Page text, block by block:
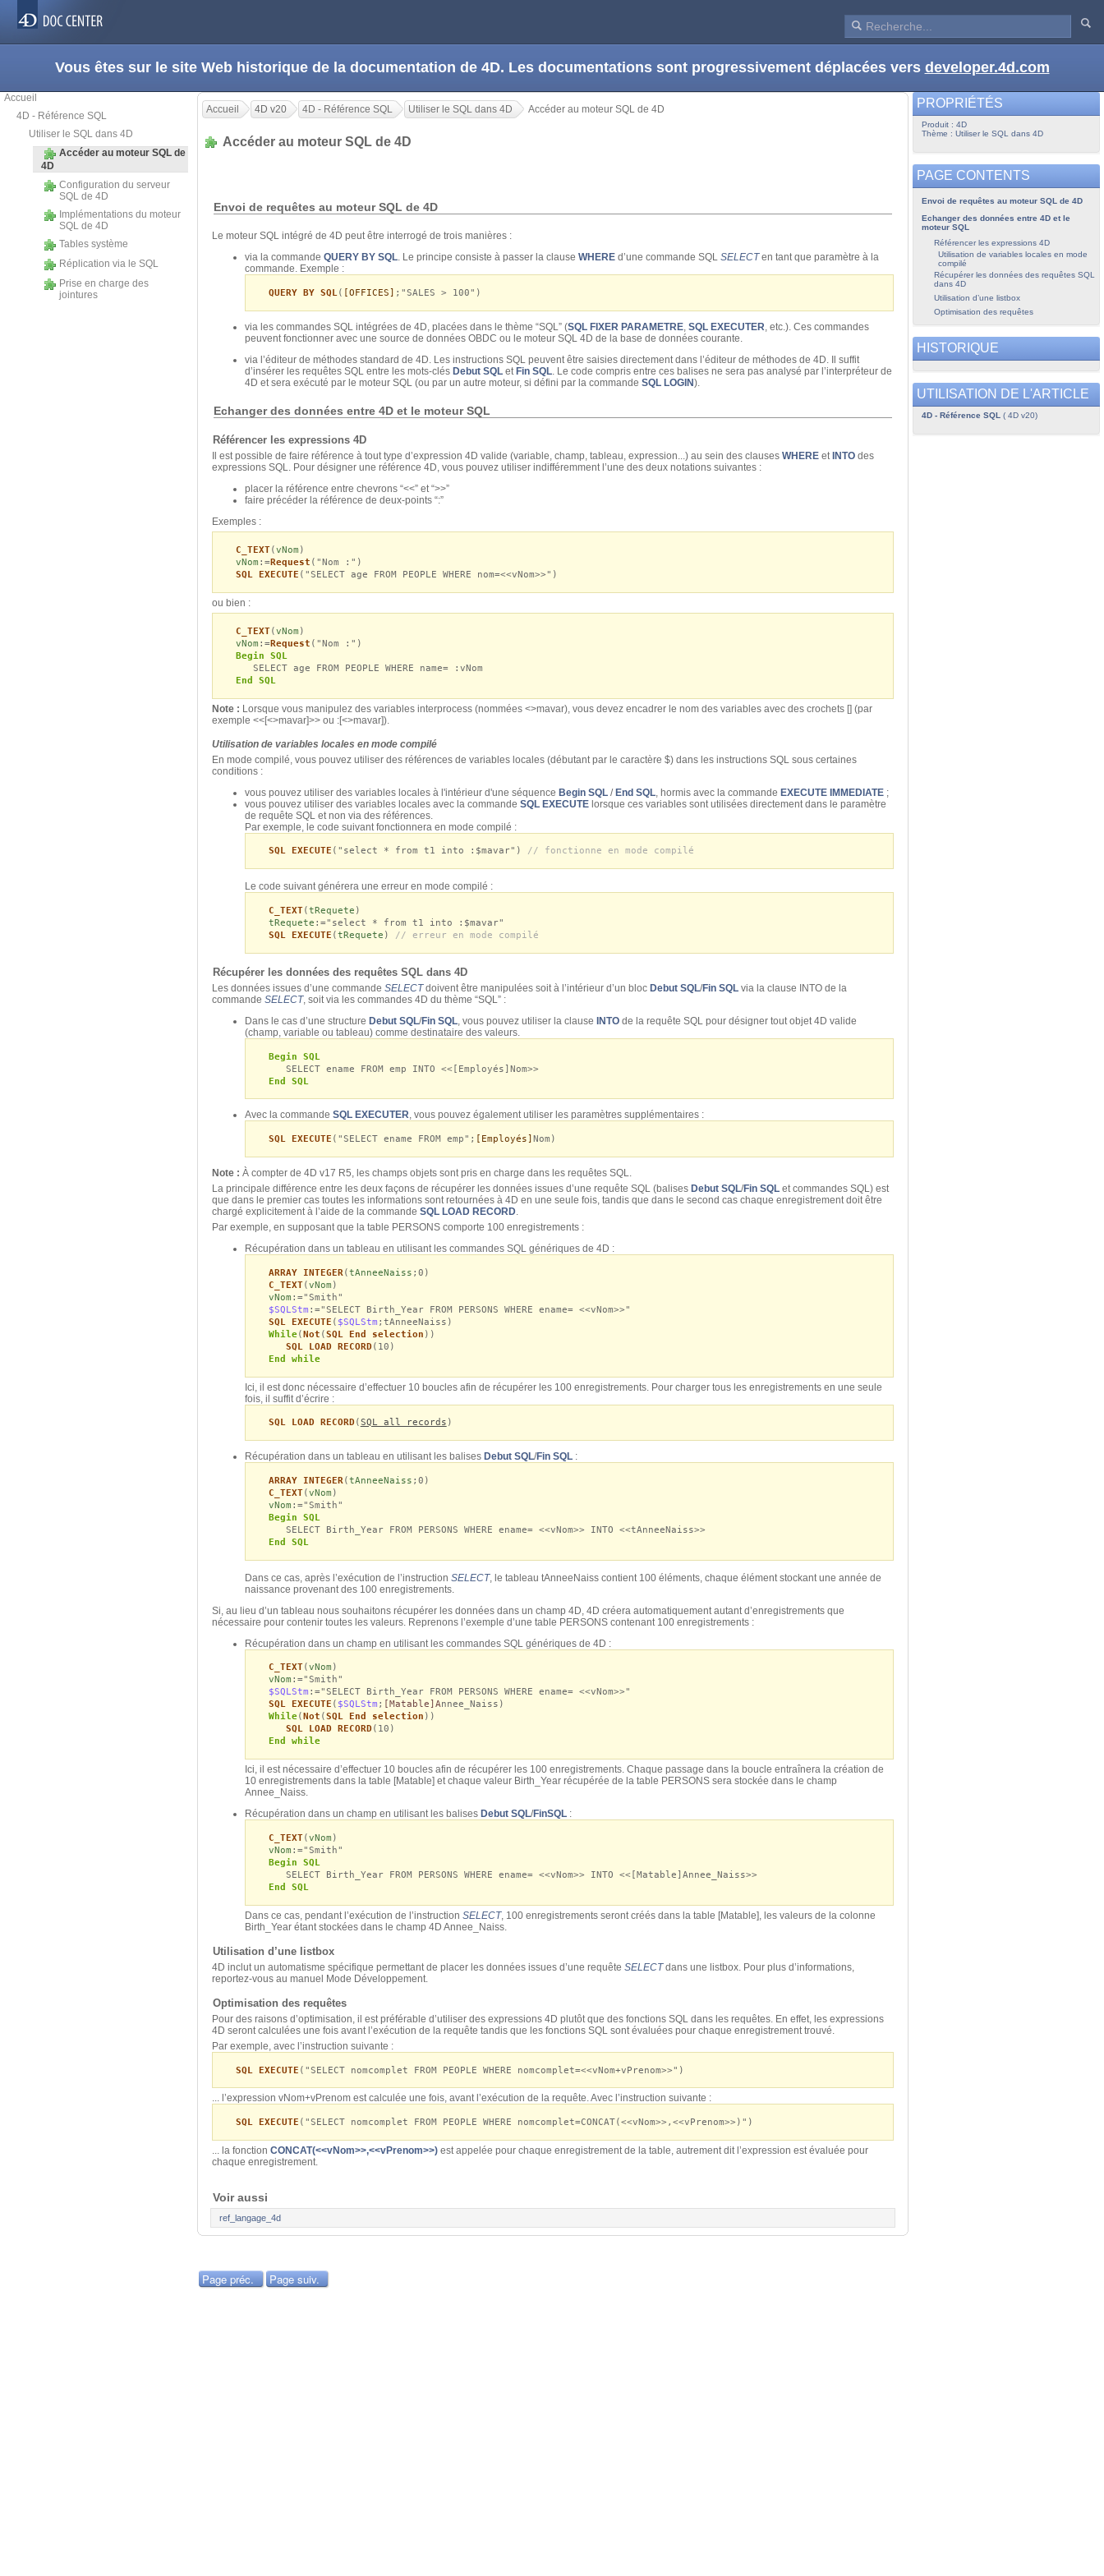
Vous êtes sur le site Web historique de la documentation de 4D. Les documentations sont progressivement déplacées vers developer.4d.com
Accueil
4D - Référence SQL
Utiliser le SQL dans 4D
Accéder au moteur SQL de
4D
Configuration du serveur
SQL de 4D
Implémentations du moteur
SQL de 4D
Tables système
Réplication via le SQL
Prise en charge des
jointures
Accueil 4D v20 4D - Référence SQL Utiliser le SQL dans 4D Accéder au moteur SQL de 4D
Accéder au moteur SQL de 4D
Envoi de requêtes au moteur SQL de 4D
Le moteur SQL intégré de 4D peut être interrogé de trois manières :
via la commande QUERY BY SQL. Le principe consiste à passer la clause WHERE d’une commande SQL SELECTen tant que paramètre à la
commande. Exemple :
QUERY BY SQL( [OFFICES] ;"SALES > 100")
via les commandes SQL intégrées de 4D, placées dans le thème “SQL” (SQL FIXER PARAMETRE, SQL EXECUTER, etc.). Ces commandes
peuvent fonctionner avec une source de données OBDC ou le moteur SQL 4D de la base de données courante.
via l’éditeur de méthodes standard de 4D. Les instructions SQL peuvent être saisies directement dans l’éditeur de méthodes de 4D. Il suffit
d’insérer les requêtes SQL entre les mots-clés Debut SQL et Fin SQL. Le code compris entre ces balises ne sera pas analysé par l’interpréteur de
4D et sera exécuté par le moteur SQL (ou par un autre moteur, si défini par la commande SQL LOGIN).
Echanger des données entre 4D et le moteur SQL
Référencer les expressions 4D
Il est possible de faire référence à tout type d’expression 4D valide (variable, champ, tableau, expression...) au sein des clauses WHERE et INTO des
expressions SQL. Pour désigner une référence 4D, vous pouvez utiliser indifféremment l’une des deux notations suivantes :
placer la référence entre chevrons “<<” et “>>”
faire précéder la référence de deux-points “:”
Exemples :
C_TEXT( vNom )
vNom :=Request ("Nom :")
SQL EXECUTE ("SELECT age FROM PEOPLE WHERE nom=<<vNom>>")
ou bien :
C_TEXT(vNom )
vNom :=Request ("Nom :")
Begin SQL
SELECT age FROM PEOPLE WHERE name= :vNom
End SQL
Note : Lorsque vous manipulez des variables interprocess (nommées <>mavar), vous devez encadrer le nom des variables avec des crochets [] (par
exemple <<[<>mavar]>> ou :[<>mavar]).
Utilisation de variables locales en mode compilé
En mode compilé, vous pouvez utiliser des références de variables locales (débutant par le caractère $) dans les instructions SQL sous certaines
conditions :
vous pouvez utiliser des variables locales à l'intérieur d'une séquence Begin SQL /End SQL , hormis avec la commande EXECUTE IMMEDIATE ;
vous pouvez utiliser des variables locales avec la commande SQL EXECUTE lorsque ces variables sont utilisées directement dans le paramètre
de requête SQL et non via des références.
Par exemple, le code suivant fonctionnera en mode compilé :
SQL EXECUTE ("select * from t1 into :$mavar") // fonctionne en mode compilé
Le code suivant générera une erreur en mode compilé :
C_TEXT(tRequete )
tRequete :="select * from t1 into :$mavar"
SQL EXECUTE (tRequete ) // erreur en mode compilé
Récupérer les données des requêtes SQL dans 4D
Les données issues d’une commande SELECTdoivent être manipulées soit à l’intérieur d’un bloc Debut SQL/Fin SQL via la clause INTO de la
commande SELECT, soit via les commandes 4D du thème “SQL” :
Dans le cas d’une structure Debut SQL/Fin SQL , vous pouvez utiliser la clause INTO de la requête SQL pour désigner tout objet 4D valide
(champ, variable ou tableau) comme destinataire des valeurs.
Begin SQL
SELECT ename FROM emp INTO <<[Employés]Nom>>
End SQL
Avec la commande SQL EXECUTER, vous pouvez également utiliser les paramètres supplémentaires :
SQL EXECUTE ("SELECT ename FROM emp"; [Employés] Nom)
Note : À compter de 4D v17 R5, les champs objets sont pris en charge dans les requêtes SQL.
La principale différence entre les deux façons de récupérer les données issues d’une requête SQL (balises Debut SQL/Fin SQL et commandes SQL) est
que dans le premier cas toutes les informations sont retournées à 4D en une seule fois, tandis que dans le second cas chaque enregistrement doit être
chargé explicitement à l’aide de la commande SQL LOAD RECORD.
Par exemple, en supposant que la table PERSONS comporte 100 enregistrements :
Récupération dans un tableau en utilisant les commandes SQL génériques de 4D :
ARRAY INTEGER(tAnneeNaiss ;0)
C_TEXT(vNom )
vNom :="Smith"
$SQLStm :="SELECT Birth_Year FROM PERSONS WHERE ename= <<vNom>>"
SQL EXECUTE ( $SQLStm ;tAnneeNaiss)
While(Not (SQL End selection ))
SQL LOAD RECORD (10)
End while
Ici, il est donc nécessaire d’effectuer 10 boucles afin de récupérer les 100 enregistrements. Pour charger tous les enregistrements en une seule
fois, il suffit d’écrire :
SQL LOAD RECORD ( SQL all records )
Récupération dans un tableau en utilisant les balises Debut SQL/Fin SQL :
ARRAY INTEGER(tAnneeNaiss ;0)
C_TEXT(vNom )
vNom :="Smith"
Begin SQL
SELECT Birth_Year FROM PERSONS WHERE ename= <<vNom>> INTO <<tAnneeNaiss>>
End SQL
Dans ce cas, après l’exécution de l’instruction SELECT, le tableau tAnneeNaiss contient 100 éléments, chaque élément stockant une année de
naissance provenant des 100 enregistrements.
Si, au lieu d’un tableau nous souhaitons récupérer les données dans un champ 4D, 4D créera automatiquement autant d’enregistrements que
nécessaire pour contenir toutes les valeurs. Reprenons l’exemple d’une table PERSONS contenant 100 enregistrements :
Récupération dans un champ en utilisant les commandes SQL génériques de 4D :
C_TEXT( vNom )
vNom :="Smith"
$SQLStm :="SELECT Birth_Year FROM PERSONS WHERE ename= <<vNom>>"
SQL EXECUTE ( $SQLStm ; [Matable]Annee_Naiss)
While( Not ( SQL End selection ))
SQL LOAD RECORD (10)
End while
Ici, il est nécessaire d’effectuer 10 boucles afin de récupérer les 100 enregistrements. Chaque passage dans la boucle entraînera la création de
10 enregistrements dans la table [Matable] et chaque valeur Birth_Year récupérée de la table PERSONS sera stockée dans le champ
Annee_Naiss.
Récupération dans un champ en utilisant les balises Debut SQL/FinSQL :
C_TEXT( vNom )
vNom :="Smith"
Begin SQL
SELECT Birth_Year FROM PERSONS WHERE ename= <<vNom>> INTO <<[Matable]Annee_Naiss>>
End SQL
Dans ce cas, pendant l’exécution de l’instruction SELECT, 100 enregistrements seront créés dans la table [Matable], les valeurs de la colonne
Birth_Year étant stockées dans le champ 4D Annee_Naiss.
Utilisation d’une listbox
4D inclut un automatisme spécifique permettant de placer les données issues d’une requête SELECTdans une listbox. Pour plus d’informations,
reportez-vous au manuel Mode Développement.
Optimisation des requêtes
Pour des raisons d’optimisation, il est préférable d’utiliser des expressions 4D plutôt que des fonctions SQL dans les requêtes. En effet, les expressions
4D seront calculées une fois avant l’exécution de la requête tandis que les fonctions SQL sont évaluées pour chaque enregistrement trouvé.
Par exemple, avec l’instruction suivante :
SQL EXECUTE ("SELECT nomcomplet FROM PEOPLE WHERE nomcomplet=<<vNom+vPrenom>>")
... l’expression vNom+vPrenom est calculée une fois, avant l’exécution de la requête. Avec l’instruction suivante :
SQL EXECUTE ("SELECT nomcomplet FROM PEOPLE WHERE nomcomplet=CONCAT(<<vNom>>,<<vPrenom>>)")
... la fonction CONCAT(<<vNom>>,<<vPrenom>>) est appelée pour chaque enregistrement de la table, autrement dit l’expression est évaluée pour
chaque enregistrement.
Voir aussi
ref_langage_4d
Page préc. Page suiv.
PROPRIÉTÉS
Produit : 4D
Thème : Utiliser le SQL dans 4D
PAGE CONTENTS
Envoi de requêtes au moteur SQL de 4D
Echanger des données entre 4D et le
moteur SQL
Référencer les expressions 4D
Utilisation de variables locales en mode
compilé
Récupérer les données des requêtes SQL
dans 4D
Utilisation d’une listbox
Optimisation des requêtes
HISTORIQUE
UTILISATION DE L'ARTICLE
4D - Référence SQL ( 4D v20)